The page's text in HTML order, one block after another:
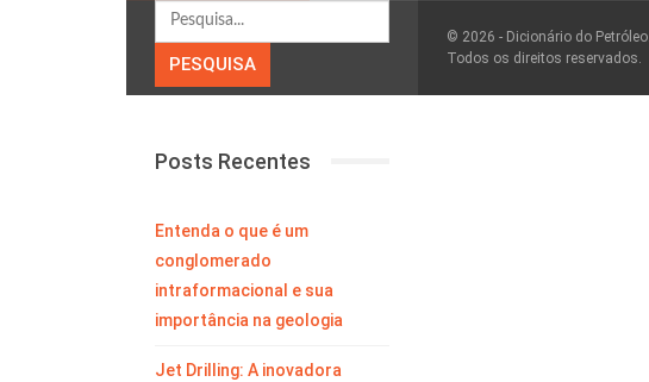
Posts Recentes
Entenda o que é um
conglomerado
intraformacional e sua
importância na geologia
Jet Drilling: A inovadora
© 2026 - Dicionário do Petróleo.
Todos os direitos reservados.